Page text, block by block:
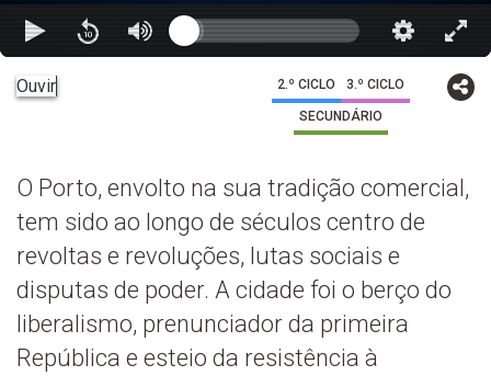
Ouvir 2.º CICLO 3.º CICLO
SECUNDÁRIO
O Porto, envolto na sua tradição comercial,
tem sido ao longo de séculos centro de
revoltas e revoluções, lutas sociais e
disputas de poder. A cidade foi o berço do
liberalismo, prenunciador da primeira
República e esteio da resistência à